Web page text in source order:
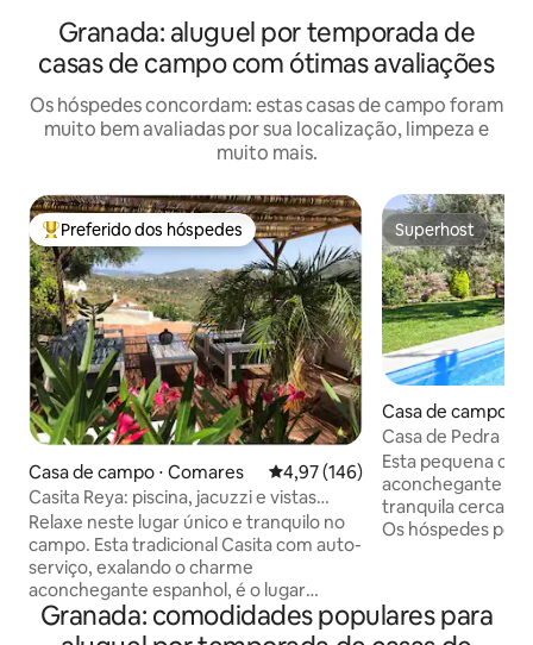
Granada: aluguel por temporada de
casas de campo com ótimas avaliações
Os hóspedes concordam: estas casas de campo foram
muito bem avaliadas por sua localização, limpeza e
muito mais.
Entre os melhores preferidos dos hóspedes
Preferido dos hóspedes
Casa de campo ⋅ Comares 4,97 de uma avaliação média de
4,97 (146)
Casita Reya: piscina, jacuzzi e vistas
incríveis
Relaxe neste lugar único e tranquilo no
campo. Esta tradicional Casita com auto-
serviço, exalando o charme
aconchegante espanhol, é o lugar
perfeito para os hóspedes que desejam
relaxar, se reconectar com a natureza e
Superhost
Superhost
Casa de campo ⋅
Casa de Pedra
Esta pequena
aconchegante
tranquila cercada
Os hóspedes
ar condicionado.
Granada: comodidades populares para